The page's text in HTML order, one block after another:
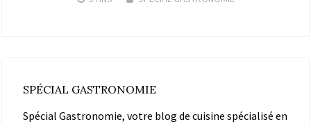
SPÉCIAL GASTRONOMIE
Spécial Gastronomie, votre blog de cuisine spécialisé en